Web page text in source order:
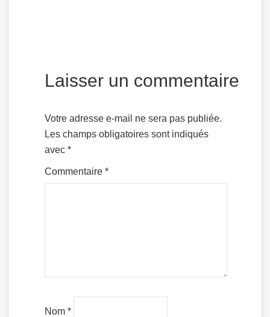
Laisser un commentaire
Votre adresse e-mail ne sera pas publiée.
Les champs obligatoires sont indiqués
avec*
Commentaire*
Nom*